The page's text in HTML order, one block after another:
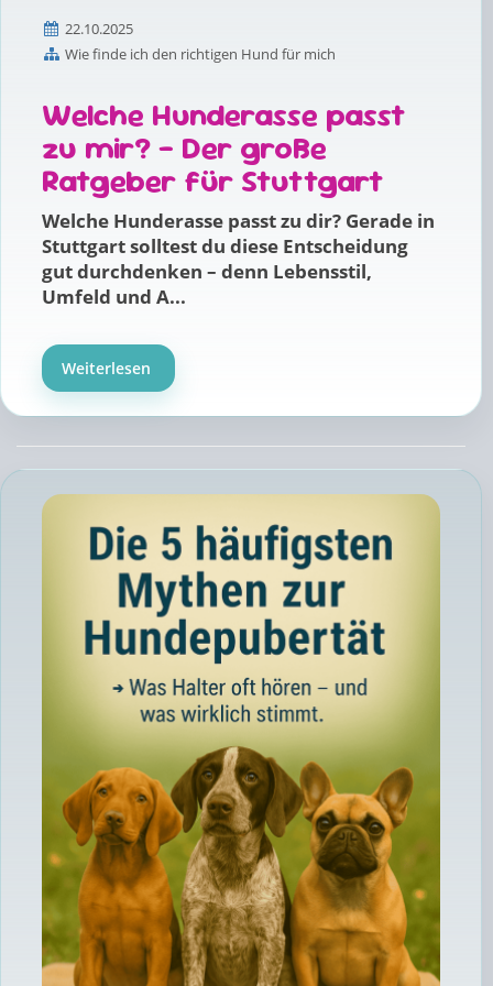
22.10.2025
Wie finde ich den richtigen Hund für mich
Welche Hunderasse passt
zu mir? – Der große
Ratgeber für Stuttgart
Welche Hunderasse passt zu dir? Gerade in
Stuttgart solltest du diese Entscheidung
gut durchdenken – denn Lebensstil,
Umfeld und A...
Weiterlesen